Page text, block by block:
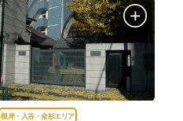
根岸・入谷・金杉エリア